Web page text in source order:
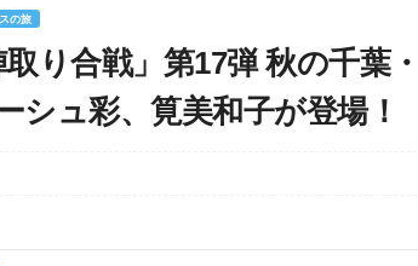
の旅
取り合戦」第17弾 秋の千葉
シュ彩、筧美和子が登場！